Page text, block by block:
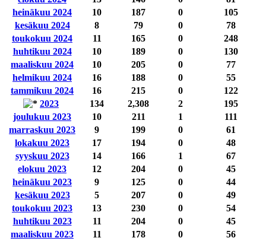
heinäkuu 2024
10 187 0
105
kesäkuu 2024
8 79 0
78
toukokuu 2024
11 165 0
248
huhtikuu 2024
10 189 0
130
maaliskuu 2024
10 205 0
77
helmikuu 2024
16 188 0
55
tammikuu 2024
16 215 0
122
2023
134 2,308 2
195
joulukuu 2023
10 211 1
111
marraskuu 2023
9 199 0
61
lokakuu 2023
17 194 0
48
syyskuu 2023
14 166 1
67
elokuu 2023
12 204 0
45
heinäkuu 2023
9 125 0
44
kesäkuu 2023
5 207 0
49
toukokuu 2023
13 230 0
54
huhtikuu 2023
11 204 0
45
maaliskuu 2023
11 178 0
56